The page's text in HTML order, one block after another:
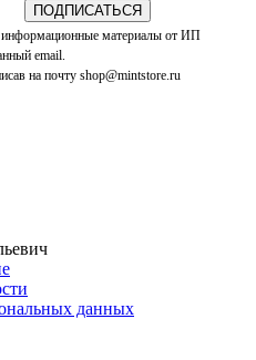
ПОДПИСАТЬСЯ
информационные материалы от ИП
email.
на почту shop@mintstore.ru
данных